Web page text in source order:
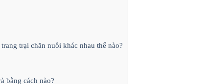
trại chăn nuôi khác nhau thế nào?
bằng cách nào?